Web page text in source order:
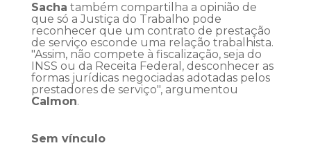
Sacha também compartilha a opinião de
que só a Justiça do Trabalho pode
reconhecer que um contrato de prestação
de serviço esconde uma relação trabalhista.
"Assim, não compete à fiscalização, seja do
INSS ou da Receita Federal, desconhecer as
formas jurídicas negociadas adotadas pelos
prestadores de serviço", argumentou
Calmon.
Sem vínculo